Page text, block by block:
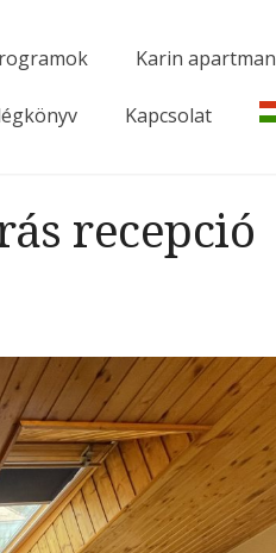
Karin apartman
Kapcsolat
recepció